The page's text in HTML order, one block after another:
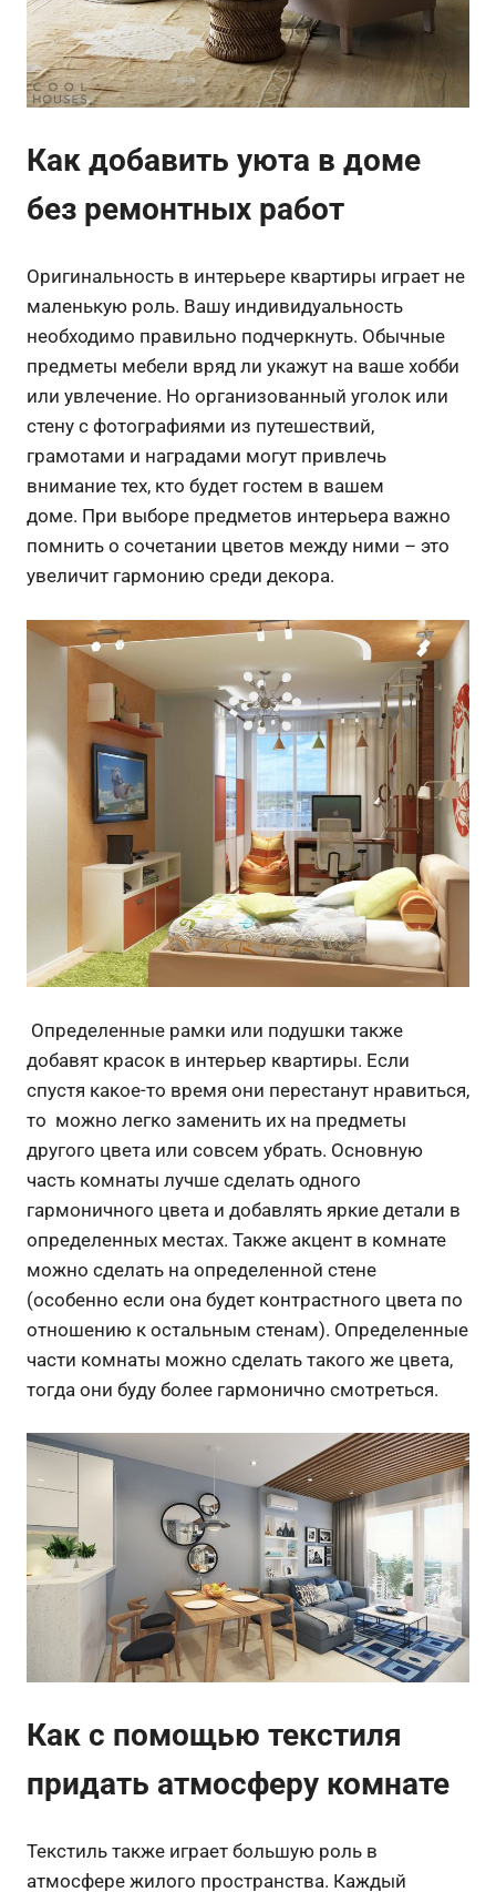
Как добавить уюта в доме
без ремонтных работ
Оригинальность в интерьере квартиры играет не
маленькую роль. Вашу индивидуальность
необходимо правильно подчеркнуть. Обычные
предметы мебели вряд ли укажут на ваше хобби
или увлечение. Но организованный уголок или
стену с фотографиями из путешествий,
грамотами и наградами могут привлечь
внимание тех, кто будет гостем в вашем
доме. При выборе предметов интерьера важно
помнить о сочетании цветов между ними – это
увеличит гармонию среди декора.
Определенные рамки или подушки также
добавят красок в интерьер квартиры. Если
спустя какое-то время они перестанут нравиться,
то можно легко заменить их на предметы
другого цвета или совсем убрать. Основную
часть комнаты лучше сделать одного
гармоничного цвета и добавлять яркие детали в
определенных местах. Также акцент в комнате
можно сделать на определенной стене
(особенно если она будет контрастного цвета по
отношению к остальным стенам). Определенные
части комнаты можно сделать такого же цвета,
тогда они буду более гармонично смотреться.
Как с помощью текстиля
придать атмосферу комнате
Текстиль также играет большую роль в
атмосфере жилого пространства. Каждый